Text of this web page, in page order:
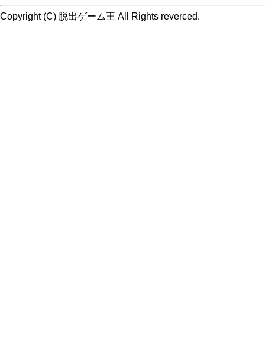
Copyright (C) 脱出ゲーム王 All Rights reverced.